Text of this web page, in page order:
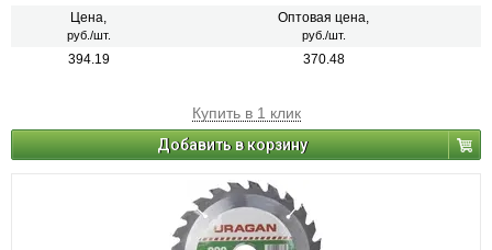
Цена,
руб./шт.
Оптовая цена,
руб./шт.
394.19 370.48
Купить в 1 клик
Добавить в корзину